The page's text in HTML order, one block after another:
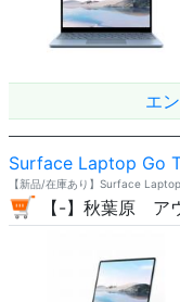
エ
Surface Laptop Go
【新品/在庫あり】Surface
【-】秋葉原 ア